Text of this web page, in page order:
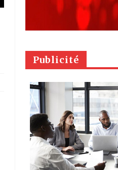
Publicité